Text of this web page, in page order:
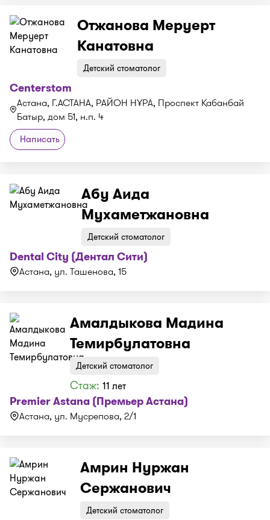
Отжанова Меруерт
Канатовна
Детский стоматолог
Centerstom
Астана, Г.АСТАНА, РАЙОН НҰРА, Проспект Қабанбай
Батыр, дом 51, н.п. 4
Написать
Абу Аида
Мухаметжановна
Детский стоматолог
Dental City (Дентал Сити)
Астана, ул. Ташенова, 15
Амалдыкова Мадина
Темирбулатовна
Детский стоматолог
Стаж: 11 лет
Premier Astana (Премьер Астана)
Астана, ул. Мусрепова, 2/1
Амрин Нуржан
Сержанович
Детский стоматолог